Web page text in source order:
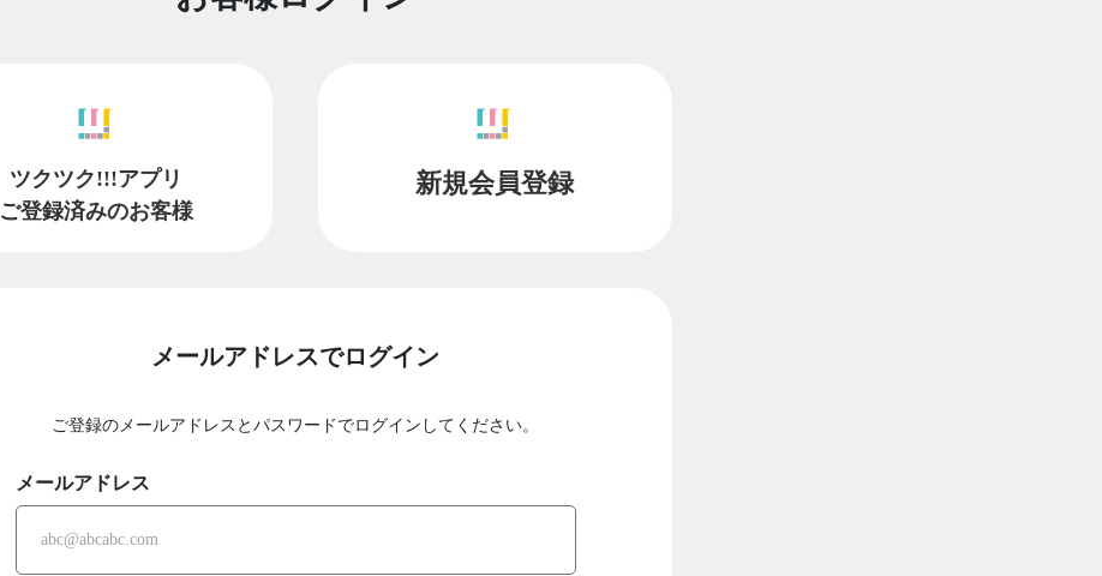
ツクツク!!!アプリ
ご登録済みのお客様
新規会員登録
メールアドレスでログイン
ご登録のメールアドレスとパスワードでログインしてください。
メールアドレス